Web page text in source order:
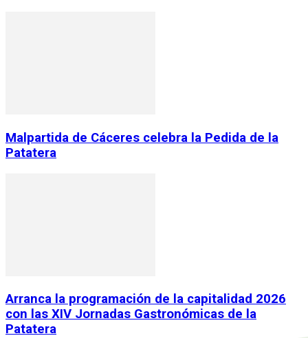
Malpartida de Cáceres celebra la Pedida de la
Patatera
Arranca la programación de la capitalidad 2026
con las XIV Jornadas Gastronómicas de la
Patatera